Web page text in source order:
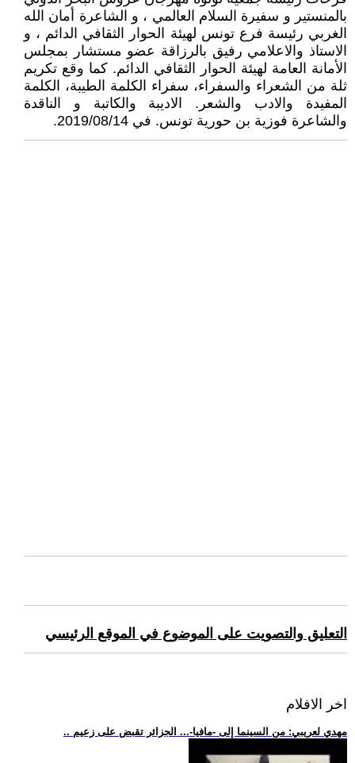
بالمنستير و سفيرة السلام العالمي ، و الشاعرة أمان الله
الغربي رئيسة فرع تونس لهيئة الحوار الثقافي الدائم ، و
الاستاذ والاعلامي رفيق بالرزاقة عضو مستشار بمجلس
الأمانة العامة لهيئة الحوار الثقافي الدائم. كما وقع تكريم
ثلة من الشعراء والسفراء، سفراء الكلمة الطيبة، الكلمة
المفيدة والادب والشعر. الاديبة والكاتبة و الناقدة
والشاعرة فوزية بن حورية تونس. في 2019/08/14.
التعليق والتصويت على الموضوع في الموقع الرئيسي
اخر الافلام
.. مهدي لعريبي: من السينما إلى -مافيا-... الجزائر تقبض على زعيم